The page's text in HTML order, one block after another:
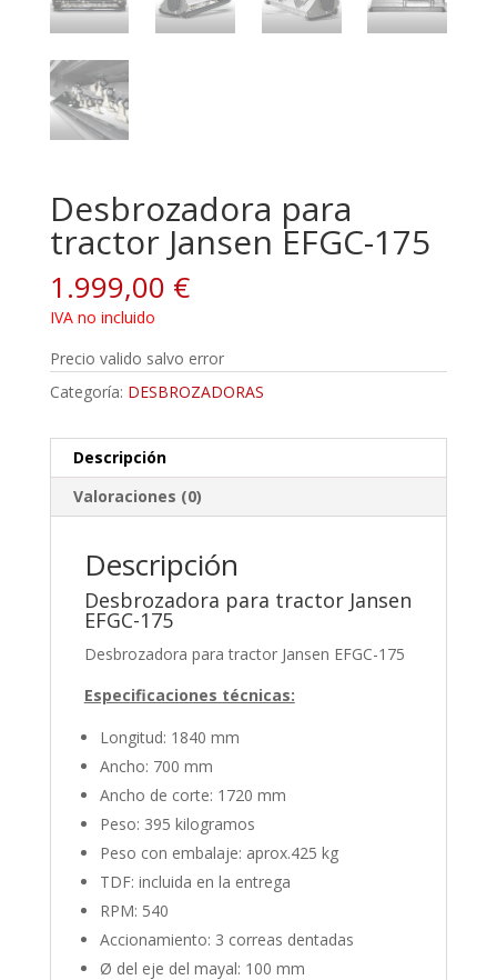
Desbrozadora para
tractor Jansen EFGC-175
1.999,00 €
IVA no incluido
Precio valido salvo error
Categoría: DESBROZADORAS
Descripción
Valoraciones (0)
Descripción
Desbrozadora para tractor Jansen
EFGC-175
Desbrozadora para tractor Jansen EFGC-175
Especificaciones técnicas:
Longitud: 1840 mm
Ancho: 700 mm
Ancho de corte: 1720 mm
Peso: 395 kilogramos
Peso con embalaje: aprox.425 kg
TDF: incluida en la entrega
RPM: 540
Accionamiento: 3 correas dentadas
Ø del eje del mayal: 100 mm